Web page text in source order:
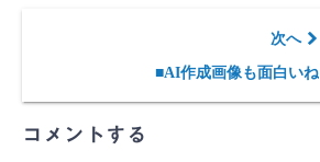
次へ
■AI作成画像も面白いね
コメントする